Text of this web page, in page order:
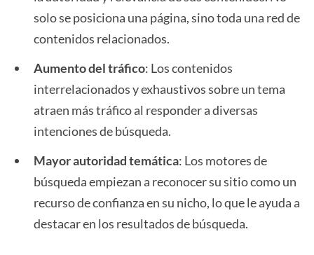
solo se posiciona una página, sino toda una red de
contenidos relacionados.
Aumento del tráfico: Los contenidos
interrelacionados y exhaustivos sobre un tema
atraen más tráfico al responder a diversas
intenciones de búsqueda.
Mayor autoridad temática: Los motores de
búsqueda empiezan a reconocer su sitio como un
recurso de confianza en su nicho, lo que le ayuda a
destacar en los resultados de búsqueda.